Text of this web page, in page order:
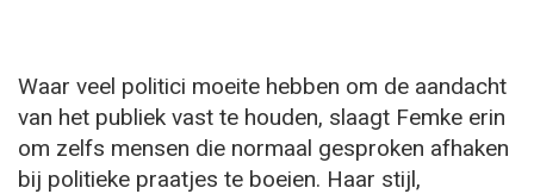
Waar veel politici moeite hebben om de aandacht
van het publiek vast te houden, slaagt Femke erin
om zelfs mensen die normaal gesproken afhaken
bij politieke praatjes te boeien. Haar stijl,